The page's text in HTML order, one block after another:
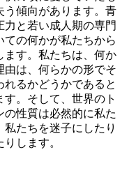
う傾向があります。青
力と若い成人期の専門
ての何かが私たちから
ます。私たちは、何か
由は、何らかの形でそ
れるかどうかであると
。そして、世界のト
の性質は必然的に私た
私たちを迷子にしたり
します。